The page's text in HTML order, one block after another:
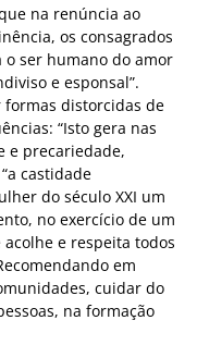
na renúncia ao
os consagrados
ser humano do amor
e esponsal”.
formas distorcidas de
“Isto gera nas
e precariedade,
castidade
do século XXI um
no exercício de um
e respeita todos
em
cuidar do
na formação